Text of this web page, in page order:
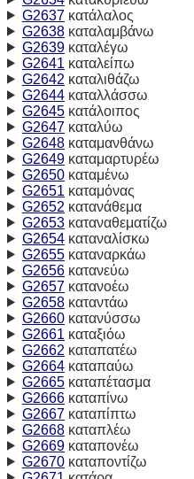
G2637κατάλαλος
G2638καταλαμβάνω
G2639καταλέγω
G2641 καταλείπω
G2642 καταλιθάζω
G2644καταλλάσσω
G2645κατάλοιπος
G2647καταλύω
G2648καταμανθάνω
G2649καταμαρτυρέω
G2650καταμένω
G2651 καταμόνας
G2652 κατανάθεμα
G2653καταναθεματίζω
G2654καταναλίσκω
G2655καταναρκάω
G2656κατανεύω
G2657κατανοέω
G2658καταντάω
G2660κατανύσσω
G2661 καταξιόω
G2662 καταπατέω
G2664καταπαύω
G2665καταπέτασμα
G2666καταπίνω
G2667καταπίπτω
G2668καταπλέω
G2669καταπονέω
G2670καταποντίζω